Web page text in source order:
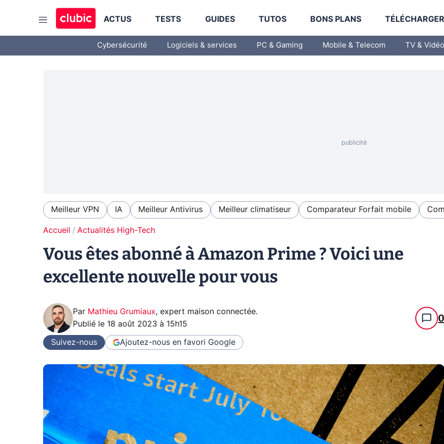
ACTUS TESTS GUIDES TUTOS BONS PLANS
Cybersécurité Logiciels & services PC & Gaming Mobile & Telecom TV & Vidéo
Meilleur VPN IA Meilleur Antivirus Meilleur climatiseur Comparateur Forfait mobile
Accueil Actualités High-Tech
Vous êtes abonné à Amazon Prime ? Voici une
excellente nouvelle pour vous
Par Mathieu Grumiaux, expert maison connectée.
Publié le 18 août 2023 à 15h15 0
Suivez-nous Ajoutez-nous en favori Google